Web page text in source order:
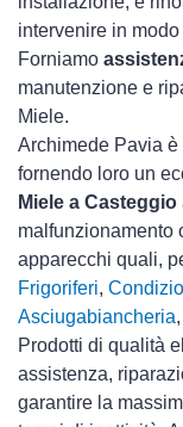
intervenire in
Forniamo
manutenzione e
Miele.
Archimede Pavia
fornendo loro un
Miele a Casteggio
malfunzionamento
apparecchi quali,
Frigoriferi,
Asciugabiancheria,
Prodotti di qualità
assistenza,
garantire la